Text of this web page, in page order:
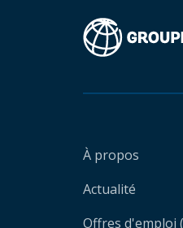
À propos
Actualité
Offres d'emploi